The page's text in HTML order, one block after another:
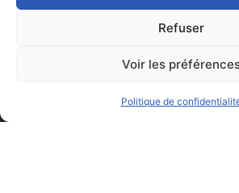
Refuser
Voir les
Politique de